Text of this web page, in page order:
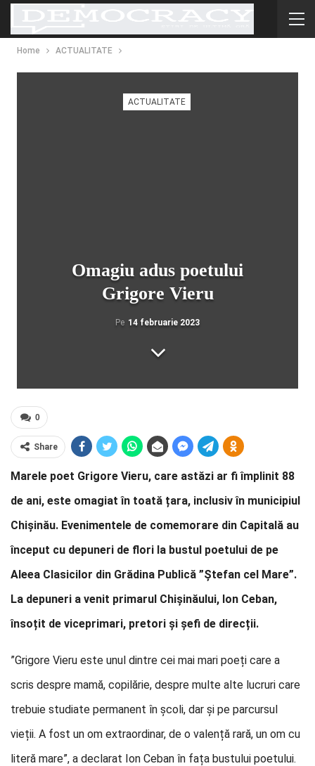
Home ACTUALITATE
ACTUALITATE
Omagiu adus poetului
Grigore Vieru
Pe 14 februarie 2023
0
Share
Marele poet Grigore Vieru, care astăzi ar fi împlinit 88
de ani, este omagiat în toată țara, inclusiv în municipiul
Chișinău. Evenimentele de comemorare din Capitală au
început cu depuneri de flori la bustul poetului de pe
Aleea Clasicilor din Grădina Publică ”Ștefan cel Mare”.
La depuneri a venit primarul Chișinăului, Ion Ceban,
însoțit de viceprimari, pretori și șefi de direcții.
”Grigore Vieru este unul dintre cei mai mari poeți care a
scris despre mamă, copilărie, despre multe alte lucruri care
trebuie studiate permanent în școli, dar și pe parcursul
vieții. A fost un om extraordinar, de o valență rară, un om cu
literă mare”, a declarat Ion Ceban în fața bustului poetului.